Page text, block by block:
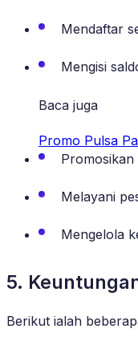
Mendaftar
Mengisi
Baca juga
Promo Pulsa
Promosikan
Melayani
Mengelola
5.
Berikut ialah